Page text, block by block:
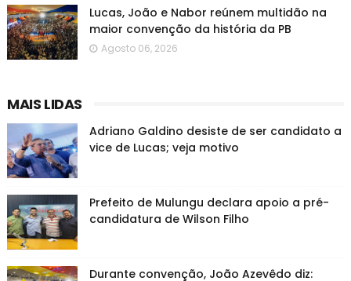
Lucas, João e Nabor reúnem multidão na
maior convenção da história da PB
Agosto 06, 2026
MAIS LIDAS
Adriano Galdino desiste de ser candidato a
vice de Lucas; veja motivo
Prefeito de Mulungu declara apoio a pré-
candidatura de Wilson Filho
Durante convenção, João Azevêdo diz: